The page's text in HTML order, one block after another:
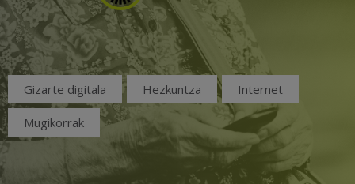
Gizarte digitala Hezkuntza Internet
Mugikorrak